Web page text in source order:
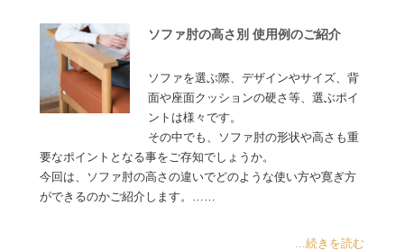
ソファ肘の高さ別 使用例のご紹介
ソファを選ぶ際、デザインやサイズ、背
面や座面クッションの硬さ等、選ぶポイ
ントは様々です。
その中でも、ソファ肘の形状や高さも重
要なポイントとなる事をご存知でしょうか。
今回は、ソファ肘の高さの違いでどのような使い方や寛ぎ方
ができるのかご紹介します。……
...続きを読む